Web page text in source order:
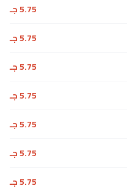
5.75 جـ
5.75 جـ
5.75 جـ
5.75 جـ
5.75 جـ
5.75 جـ
5.75 جـ